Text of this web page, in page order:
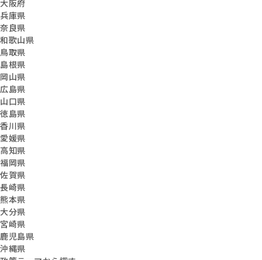
大阪府
兵庫県
奈良県
和歌山県
鳥取県
島根県
岡山県
広島県
山口県
徳島県
香川県
愛媛県
高知県
福岡県
佐賀県
長崎県
熊本県
大分県
宮崎県
鹿児島県
沖縄県